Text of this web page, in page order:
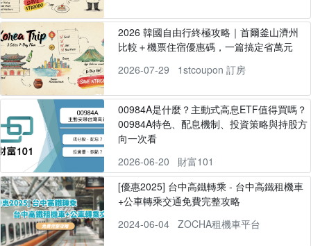
2026 韓國自由行終極攻略｜首爾釜山濟州
比較＋機票住宿優惠碼，一篇搞定省萬元
2026-07-29
1stcoupon 訂房
00984A是什麼？主動式高息ETF值得買嗎？
00984A特色、配息機制、投資策略與持股方
向一次看
2026-06-20
財富101
[優惠2025] 台中高鐵轉乘 - 台中高鐵租機車
+公車轉乘交通免費完整攻略
2024-06-04
ZOCHA租機車平台